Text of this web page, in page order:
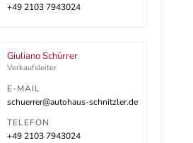
+49 2103 7943024
Giuliano Schürrer
Verkaufsleiter
E-MAIL
schuerrer@autohaus-schnitzler.de
TELEFON
+49 2103 7943024